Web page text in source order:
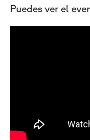
Puedes ver el